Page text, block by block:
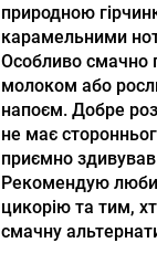
природною
карамельними
Особливо смачно
молоком або
напоєм. Добре
не має
приємно
Рекомендую
цикорію та тим,
смачну